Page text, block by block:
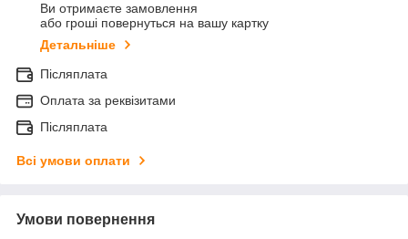
Ви отримаєте замовлення
або гроші повернуться на вашу картку
Детальніше
Післяплата
Оплата за реквізитами
Післяплата
Всі умови оплати
Умови повернення